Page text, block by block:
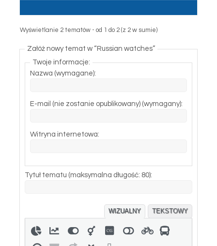
Wyświetlanie 2 tematów - od 1 do 2 (z 2 w sumie)
Załóż nowy temat w “Russian watches”
Twoje informacje:
Nazwa (wymagane):
E-mail (nie zostanie opublikowany) (wymagany):
Witryna internetowa:
Tytuł tematu (maksymalna długość: 80):
WIZUALNY TEKSTOWY